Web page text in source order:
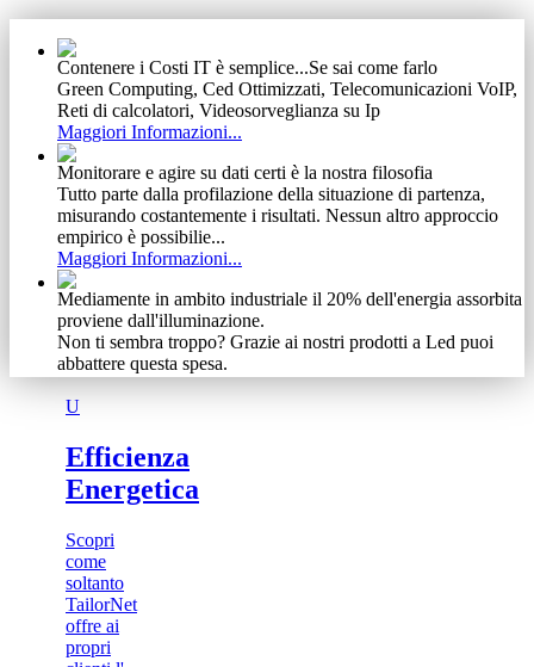
Contenere i Costi IT è semplice...Se sai come farlo
Green Computing, Ced Ottimizzati, Telecomunicazioni VoIP,
Reti di calcolatori, Videosorveglianza su Ip
Maggiori Informazioni...
Monitorare e agire su dati certi è la nostra filosofia
Tutto parte dalla profilazione della situazione di partenza,
misurando costantemente i risultati. Nessun altro approccio
empirico è possibilie...
Maggiori Informazioni...
Mediamente in ambito industriale il 20% dell'energia assorbita
proviene dall'illuminazione.
Non ti sembra troppo? Grazie ai nostri prodotti a Led puoi
abbattere questa spesa.
Se ti abbiamo incuriosito, guarda cosa siamo riusciti ad
ottenere ad investimento zero.
Maggiori Informazioni...
Vediamo il cliente come un meccanismo complesso e delicato
Ecco perchè, dalla nostra esperienza, abbiamo tratto vantaggio
specializzandoci in una vasta gamma di prodotti e servizi.
Scoprili adesso
Maggiori Informazioni...
U
Efficienza
Energetica
Scopri
come
soltanto
TailorNet
offre ai
propri